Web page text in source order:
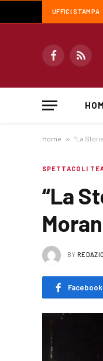
UFFICI STAMPA
FacebookRSS
Home » “La
SPETTACOLI
“La
BY
Facebook